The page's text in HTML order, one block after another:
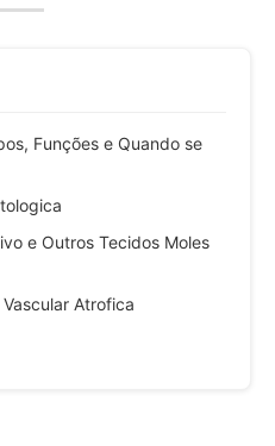
Funções e Quando se
e Outros Tecidos Moles
Atrofica